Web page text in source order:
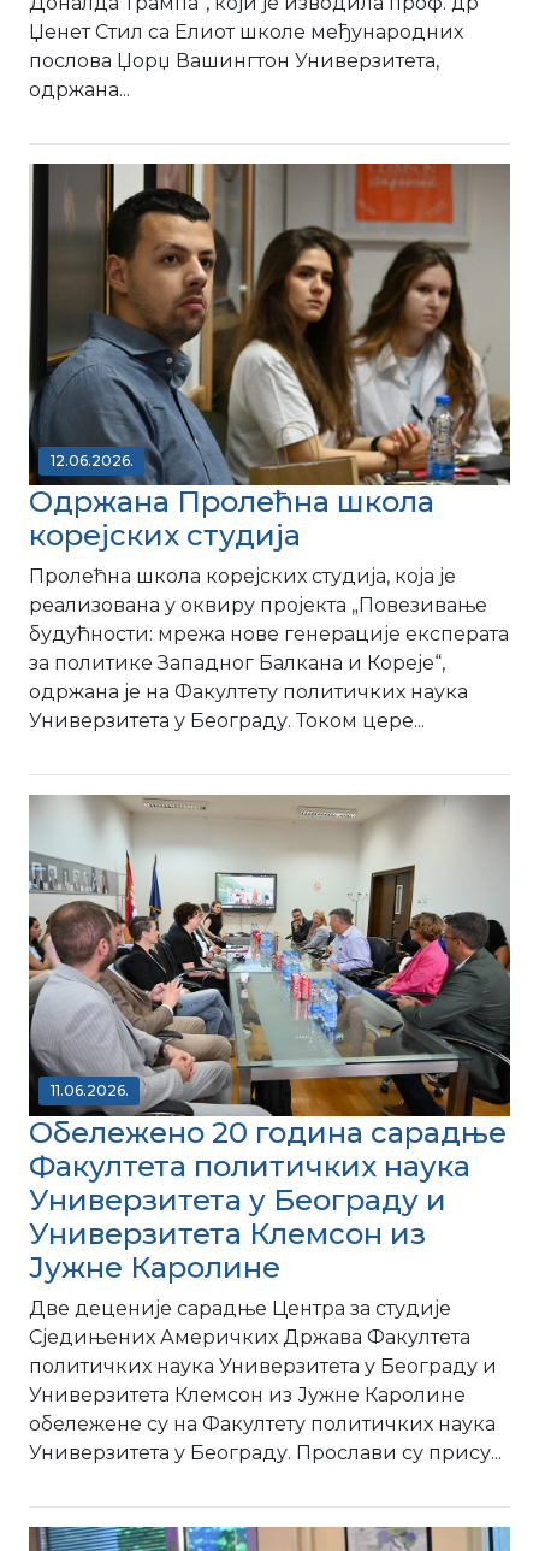
Џенет Стил са Елиот школе међународних
послова Џорџ Вашингтон Универзитета,
одржана...
12.06.2026.
Одржана Пролећна школа
корејских студија
Пролећна школа корејских студија, која је
реализована у оквиру пројекта „Повезивање
будућности: мрежа нове генерације експерата
за политике Западног Балкана и Кореје“,
одржана је на Факултету политичких наука
Универзитета у Београду. Током цере...
11.06.2026.
Обележено 20 година сарадње
Факултета политичких наука
Универзитета у Београду и
Универзитета Клемсон из
Јужне Каролине
Две деценије сарадње Центра за студије
Сједињених Америчких Држава Факултета
политичких наука Универзитета у Београду и
Универзитета Клемсон из Јужне Каролине
обележене су на Факултету политичких наука
Универзитета у Београду. Прослави су прису...